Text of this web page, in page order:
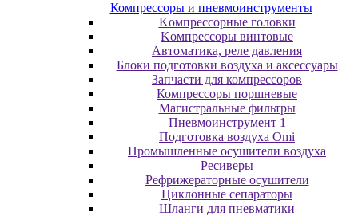
Компрессоры и пневмоинструменты
Koмпpeccopныe гoлoвки
Koмпpeccopы винтoвыe
Автоматика, реле давления
Блоки подготовки воздуха и аксессуары
Запчасти для компрессоров
Компрессоры поршневые
Магистральные фильтры
Пневмоинструмент 1
Подготовка воздуха Omi
Промышленные осушители воздуха
Ресиверы
Рефрижераторные осушители
Циклонные сепараторы
Шланги для пневматики